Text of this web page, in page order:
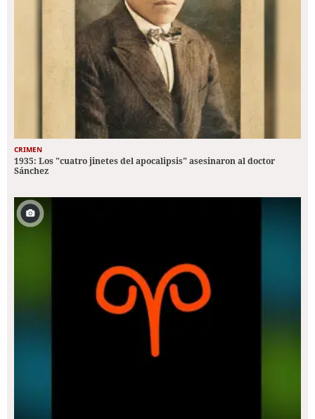
CRIMEN
1935: Los "cuatro jinetes del apocalipsis" asesinaron al doctor
Sánchez